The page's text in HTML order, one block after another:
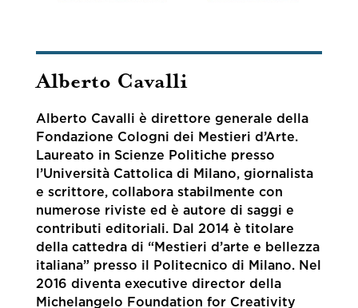
Alberto Cavalli
Alberto Cavalli è direttore generale della
Fondazione Cologni dei Mestieri d’Arte.
Laureato in Scienze Politiche presso
l’Università Cattolica di Milano, giornalista
e scrittore, collabora stabilmente con
numerose riviste ed è autore di saggi e
contributi editoriali. Dal 2014 è titolare
della cattedra di “Mestieri d’arte e bellezza
italiana” presso il Politecnico di Milano. Nel
2016 diventa executive director della
Michelangelo Foundation for Creativity